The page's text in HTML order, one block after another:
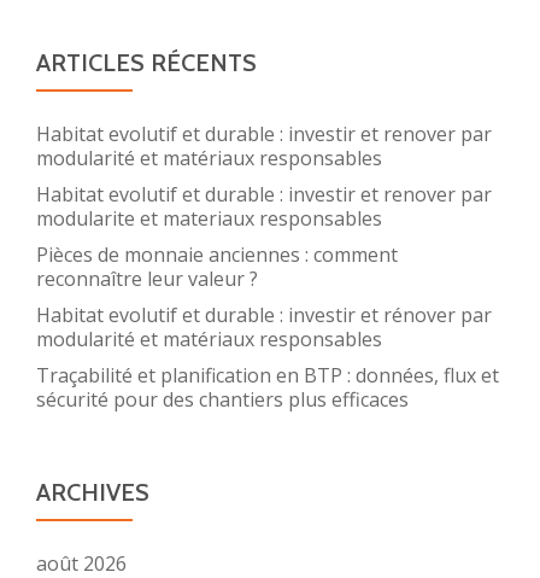
ARTICLES RÉCENTS
Habitat evolutif et durable : investir et renover par
modularité et matériaux responsables
Habitat evolutif et durable : investir et renover par
modularite et materiaux responsables
Pièces de monnaie anciennes : comment
reconnaître leur valeur ?
Habitat evolutif et durable : investir et rénover par
modularité et matériaux responsables
Traçabilité et planification en BTP : données, flux et
sécurité pour des chantiers plus efficaces
ARCHIVES
août 2026